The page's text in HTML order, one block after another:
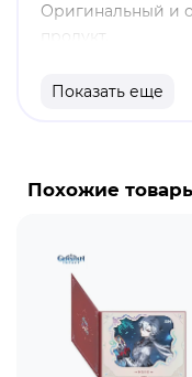
Оригинальный и
продукт.
фэнтезийном
которых связан с
управляется
вселенной игры
Показать еще
Похожие